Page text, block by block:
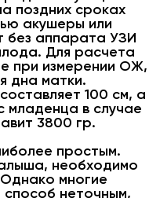
поздних сроках
акушеры или
без аппарата УЗИ
Для расчета
при измерении ОЖ,
дна матки.
100 см, а
младенца в случае
3800 гр.
простым.
необходимо
многие
неточным,